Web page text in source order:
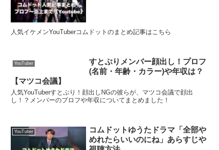
人気イケメンYouTuberコムドットのまとめ記事はこちら
YouTuber
すとぷりメンバー顔出し！プロフ
(名前・年齢・カラー)や年収は？
【マツコ会議】
人気YouTuberすとぷり！顔出しNGの彼らが、マツコ会議で顔出
し！？メンバーのプロフや年収についてまとめました！
YouTuber
コムドットゆうたドラマ「全部や
めれたらいいのにね」あらすじや